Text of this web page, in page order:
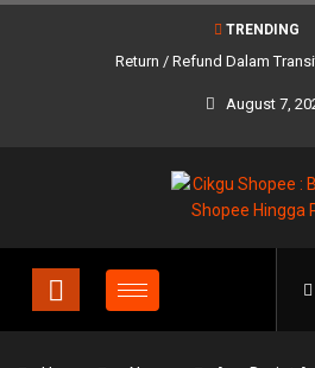
TRENDING
Return / Refund Dalam
August 7,